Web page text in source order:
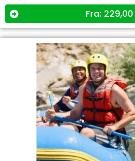
Fra: 229,00